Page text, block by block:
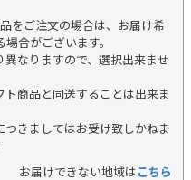
をご注文の場合は、お届け希
合がございます。
なりますので、選択出来ませ
ト商品と同送することは出来ま
きましてはお受け致しかねま
お届けできない地域はこちら